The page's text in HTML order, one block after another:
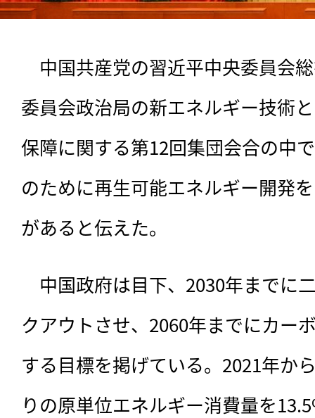
中国共産党の習近平中央委員会
委員会政治局の新エネルギー技術
保障に関する第12回集団会合の中
のために再生可能エネルギー開発
があると伝えた。
中国政府は目下、2030年までに
クアウトさせ、2060年までにカー
する目標を掲げている。2021年か
りの原単位エネルギー消費量を